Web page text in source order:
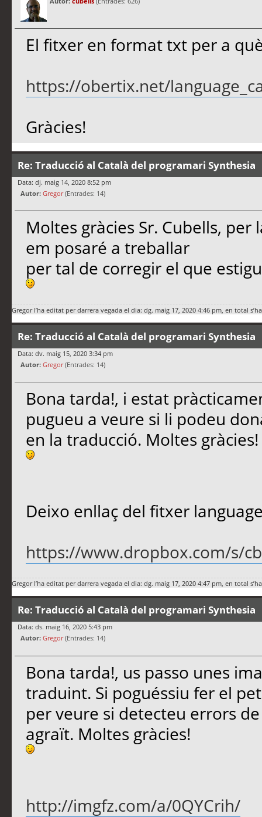
El fitxer en format txt per a
https://obertix.net/
Gràcies!
Re: Traducció al Català del programari Synthesia
Data: dj. maig 14, 2020 8:52 pm
Autor: Gregor(Entrades: 14)
Moltes gràcies Sr. Cubells,
em posaré a treballar
per tal de corregir el que
Gregorl’ha editat per darrera vegada el dia: dg. maig 17, 2020 4:46 pm, en total
Re: Traducció al Català del programari Synthesia
Data: dv. maig 15, 2020 3:34 pm
Autor: Gregor(Entrades: 14)
Bona tarda!, i estat
pugueu a veure si li podeu
en la traducció. Moltes gràcies!
Deixo enllaç del fitxer
https://www.dropbox.com/s/
Gregorl’ha editat per darrera vegada el dia: dg. maig 17, 2020 4:47 pm, en total
Re: Traducció al Català del programari Synthesia
Data: ds. maig 16, 2020 5:43 pm
Autor: Gregor(Entrades: 14)
Bona tarda!, us passo unes
traduint. Si poguéssiu fer el
per veure si detecteu errors
agraït. Moltes gràcies!
http://imgfz.com/a/0QYCrih/